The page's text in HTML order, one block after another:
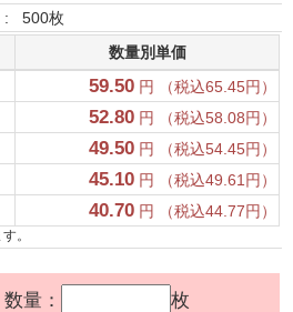
:
500枚
数量別単価
59.50 円 （税込65.45円）
52.80 円 （税込58.08円）
49.50 円 （税込54.45円）
45.10 円 （税込49.61円）
40.70 円 （税込44.77円）
。
数量： 枚